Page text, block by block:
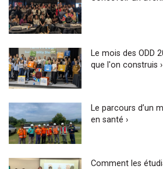
Le mois des ODD
que l'on construis ›
Le parcours d’un
en santé ›
Comment les